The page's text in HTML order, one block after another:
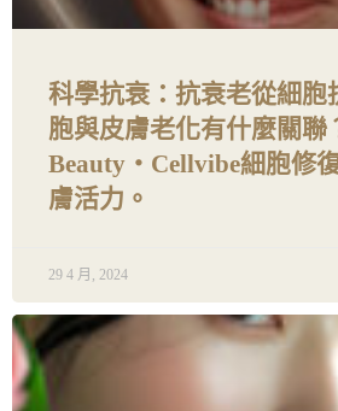
科學抗衰：抗衰老從細胞
胞與皮膚老化有什麼關聯
Beauty・Cellvibe細胞修
膚活力。
29 4 月, 2024